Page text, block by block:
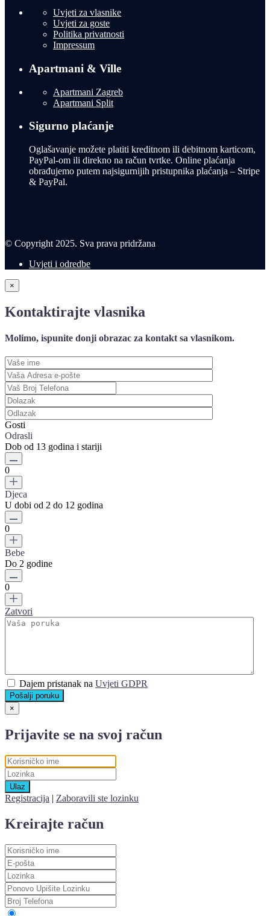
Uvjeti za vlasnike
Uvjeti za goste
Politika privatnosti
Impressum
Apartmani & Ville
Apartmani Zagreb
Apartmani Split
Sigurno plaćanje
Oglašavanje možete platiti kreditnom ili debitnom karticom,
PayPal-om ili direkno na račun tvrtke. Online plaćanja
obrađujemo putem najsigurnijih pristupnika plaćanja – Stripe
& PayPal.
© Copyright 2025. Sva prava pridržana
Uvjeti i odredbe
×
Kontaktirajte vlasnika
Molimo, ispunite donji obrazac za kontakt sa vlasnikom.
Gosti
Odrasli
Dob od 13 godina i stariji
0
Djeca
U dobi od 2 do 12 godina
0
Bebe
Do 2 godine
0
Zatvori
Dajem pristanak na Uvjeti GDPR
Pošalji poruku
×
Prijavite se na svoj račun
Ulaz
Registracija | Zaboravili ste lozinku
Kreirajte račun